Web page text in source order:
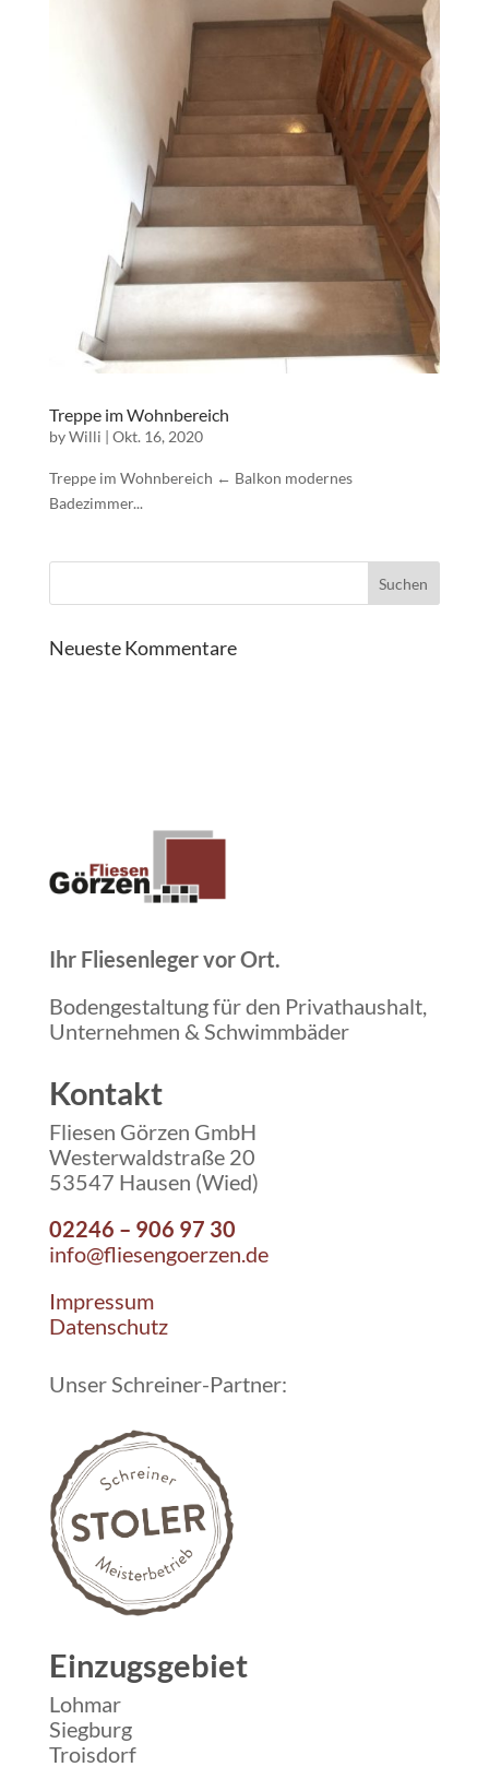
Treppe im Wohnbereich
byWilli | Okt. 16, 2020
Treppe im Wohnbereich ← Balkon modernes
Badezimmer...
Neueste Kommentare
Ihr Fliesenleger vor Ort.
Bodengestaltung für den Privathaushalt,
Unternehmen & Schwimmbäder
Kontakt
Fliesen Görzen GmbH
Westerwaldstraße 20
53547 Hausen (Wied)
02246 – 906 97 30
info@fliesengoerzen.de
Impressum
Datenschutz
Unser Schreiner-Partner:
Einzugsgebiet
Lohmar
Siegburg
Troisdorf